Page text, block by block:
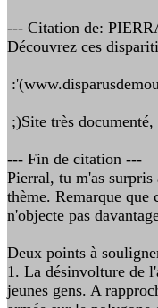
--- Citation de:
Découvrez ces
;)Site très
--- Fin de citation ---
Pierral, tu m'as surpris
thème. Remarque que
n'objecte pas
Deux points à
1. La désinvolture de
jeunes gens. A